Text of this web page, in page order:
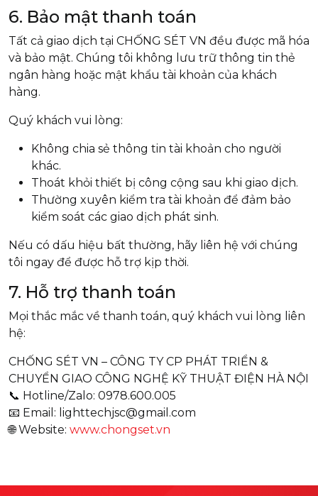
6. Bảo mật thanh toán
Tất cả giao dịch tại CHỐNG SÉT VN đều được mã hóa
và bảo mật. Chúng tôi không lưu trữ thông tin thẻ
ngân hàng hoặc mật khẩu tài khoản của khách
hàng.
Quý khách vui lòng:
Không chia sẻ thông tin tài khoản cho người
khác.
Thoát khỏi thiết bị công cộng sau khi giao dịch.
Thường xuyên kiểm tra tài khoản để đảm bảo
kiểm soát các giao dịch phát sinh.
Nếu có dấu hiệu bất thường, hãy liên hệ với chúng
tôi ngay để được hỗ trợ kịp thời.
7. Hỗ trợ thanh toán
Mọi thắc mắc về thanh toán, quý khách vui lòng liên
hệ:
CHỐNG SÉT VN – CÔNG TY CP PHÁT TRIỂN &
CHUYỂN GIAO CÔNG NGHỆ KỸ THUẬT ĐIỆN HÀ NỘI
📞 Hotline/Zalo: 0978.600.005
📧 Email: lighttechjsc@gmail.com
🌐 Website: www.chongset.vn